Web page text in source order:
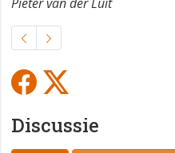
Discussie